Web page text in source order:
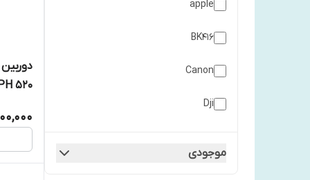
رم apple
BK416
Canon
Dji
موجودی
520